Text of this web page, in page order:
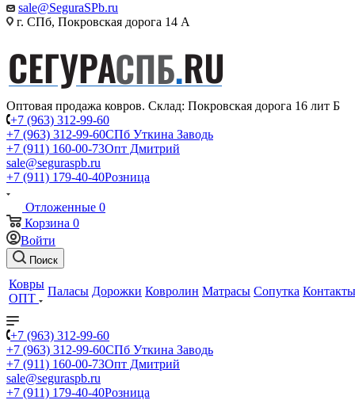
sale@SeguraSPb.ru
г. СПб, Покровская дорога 14 А
Оптовая продажа ковров. Склад: Покровская дорога 16 лит Б
+7 (963) 312-99-60
+7 (963) 312-99-60СПб Уткина Заводь
+7 (911) 160-00-73Опт Дмитрий
sale@seguraspb.ru
+7 (911) 179-40-40Розница
Отложенные 0
Корзина 0
Войти
Поиск
Ковры
ОПТ
Паласы Дорожки Ковролин Матрасы Сопутка Контакты
+7 (963) 312-99-60
+7 (963) 312-99-60СПб Уткина Заводь
+7 (911) 160-00-73Опт Дмитрий
sale@seguraspb.ru
+7 (911) 179-40-40Розница